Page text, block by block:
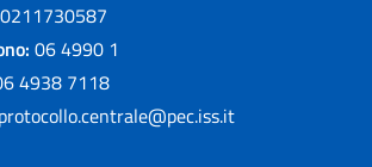
06 4990 1
4938 7118
protocollo.centrale@pec.iss.it